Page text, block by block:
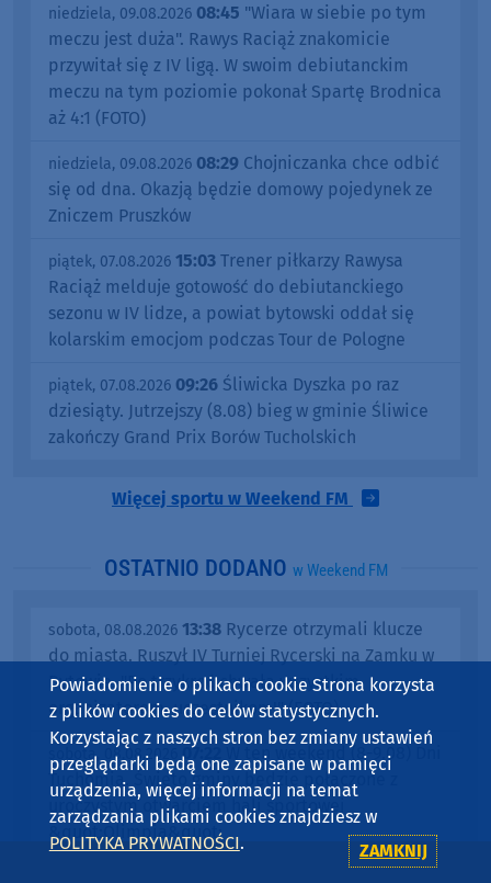
niedziela, 09.08.2026 08:45 "Wiara w siebie po tym
meczu jest duża". Rawys Raciąż znakomicie
przywitał się z IV ligą. W swoim debiutanckim
meczu na tym poziomie pokonał Spartę Brodnica
aż 4:1 (FOTO)
niedziela, 09.08.2026 08:29 Chojniczanka chce odbić
się od dna. Okazją będzie domowy pojedynek ze
Zniczem Pruszków
piątek, 07.08.2026 15:03 Trener piłkarzy Rawysa
Raciąż melduje gotowość do debiutanckiego
sezonu w IV lidze, a powiat bytowski oddał się
kolarskim emocjom podczas Tour de Pologne
piątek, 07.08.2026 09:26 Śliwicka Dyszka po raz
dziesiąty. Jutrzejszy (8.08) bieg w gminie Śliwice
zakończy Grand Prix Borów Tucholskich
Więcej sportu w Weekend FM
OSTATNIO DODANO w Weekend FM
sobota, 08.08.2026 13:38 Rycerze otrzymali klucze
do miasta. Ruszył IV Turniej Rycerski na Zamku w
Bytowie. "Po trzykroć chwała wszystkim
organizatorom, uczestnikom!" (FOTO)
sobota, 08.08.2026 07:22
W ten weekend (8-9.08) Dni
Tuchomia. Święto gminy będzie połączone z
uroczystym otwarciem hali sportowej
&quot;Olimpia&quot;
Powiadomienie o plikach cookie Strona korzysta
z plików cookies do celów statystycznych.
Korzystając z naszych stron bez zmiany ustawień
przeglądarki będą one zapisane w pamięci
urządzenia, więcej informacji na temat
zarządzania plikami cookies znajdziesz w
POLITYKA PRYWATNOŚCI. ZAMKNIJ